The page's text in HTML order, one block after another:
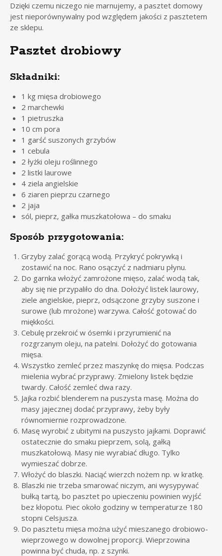
Dzięki czemu niczego nie marnujemy, a pasztet domowy
jest nieporównywalny pod względem jakości z pasztetem
ze sklepu.
Pasztet drobiowy
Składniki:
1 kg mięsa drobiowego
2 marchewki
1 pietruszka
10 cm pora
1 garść suszonych grzybów
1 cebula
2 łyżki oleju roślinnego
2 listki laurowe
4 ziela angielskie
6 ziaren pieprzu czarnego
2 jaja
sól, pieprz, gałka muszkatołowa – do smaku
Sposób przygotowania:
Grzyby zalać gorącą wodą. Przykryć pokrywką i
zostawić na noc. Rano osączyć z nadmiaru płynu.
Do garnka włożyć zamrożone mięso, zalać wodą tak,
aby się nie przypaliło do dna. Dołożyć listek laurowy,
ziele angielskie, pieprz, odsączone grzyby suszone i
surowe (lub mrożone) warzywa. Całość gotować do
miękkości.
Cebulę przekroić w ósemki i przyrumienić na
rozgrzanym oleju, na patelni. Dołożyć do gotowania
mięsa.
Wszystko zemleć przez maszynkę do mięsa. Podczas
mielenia wybrać przyprawy. Zmielony listek będzie
twardy. Całość zemleć dwa razy.
Jajka rozbić blenderem na puszysta masę. Można do
masy jajecznej dodać przyprawy, żeby były
równomiernie rozprowadzone.
Masę wyrobić z ubitymi na puszysto jajkami. Doprawić
ostatecznie do smaku pieprzem, solą, gałką
muszkatołową. Masy nie wyrabiać długo. Tylko
wymieszać dobrze.
Włożyć do blaszki. Naciąć wierzch nożem np. w kratkę.
Blaszki nie trzeba smarować niczym, ani wysypywać
bułką tartą, bo pasztet po upieczeniu powinien wyjść
bez kłopotu. Piec około godziny w temperaturze 180
stopni Celsjusza.
Do pasztetu mięsa można użyć mieszanego drobiowo-
wieprzowego w dowolnej proporcji. Wieprzowina
powinna być chuda, np. z szynki.